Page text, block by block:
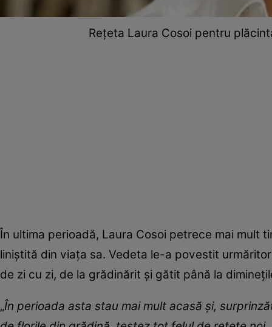
Rețeta Laura Cosoi pentru
În ultima perioadă, Laura Cosoi petrece mai mult
liniștită din viața sa. Vedeta le-a povestit
de zi cu zi, de la grădinărit și gătit până la
„În perioada asta stau mai mult acasă și,